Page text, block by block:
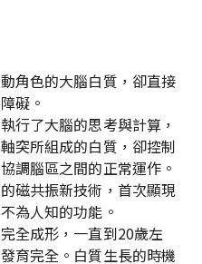
角色的大腦白質，卻直接
礙。
行了大腦的思考與計算，
突所組成的白質，卻控制
調腦區之間的正常運作。
磁共振新技術，首次顯現
為人知的功能。
全成形，一直到20歲左
育完全。白質生長的時機